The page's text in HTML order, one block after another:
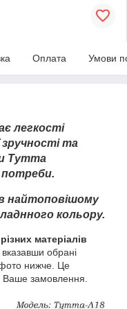
Оплата Умови
легкості
зручності та
Тутта
потреби.
найтоповішому
кольору.
матеріалів
, вказавши обрані
фото нижче. Це
замовлення.